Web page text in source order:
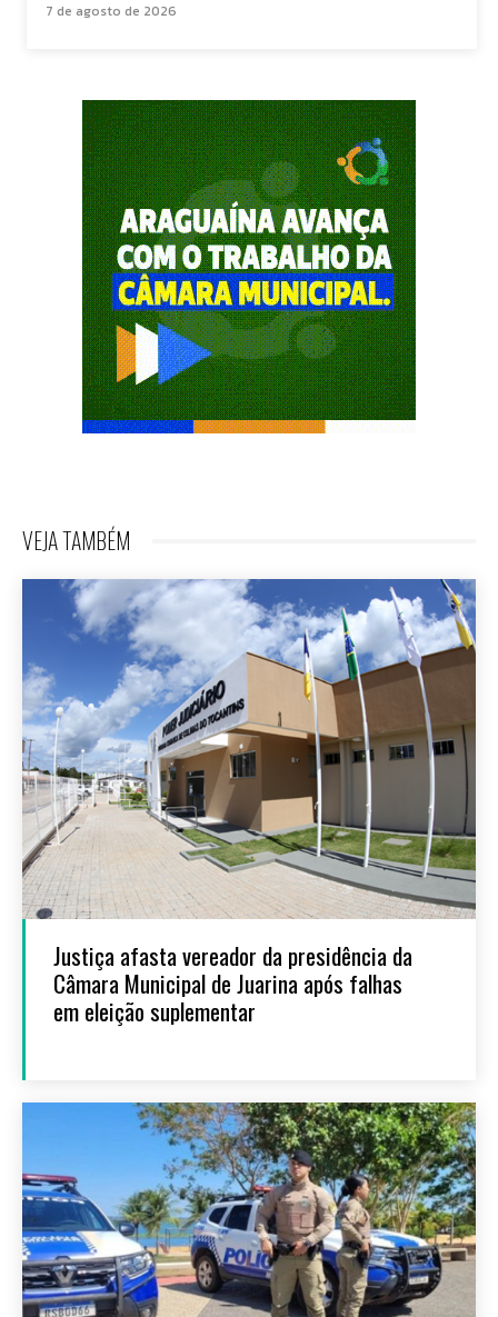
7 de agosto de 2026
VEJA TAMBÉM
Justiça afasta vereador da presidência da
Câmara Municipal de Juarina após falhas
em eleição suplementar